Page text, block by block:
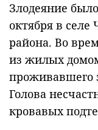
Злодеяние
октября в
района. Во
из жилых
проживавшего
Голова
кровавых